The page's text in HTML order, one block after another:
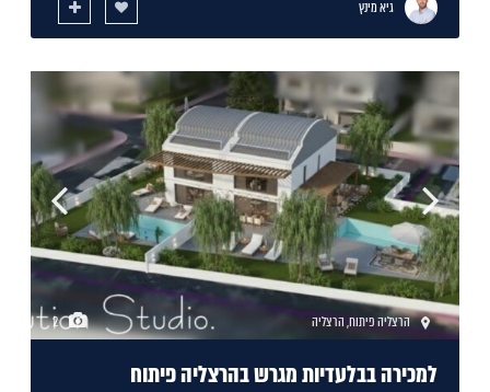
גיא מינץ
2 הרצליה פיתוח,הרצליה
למכירה בבלעדיות מגרש בהרצליה פיתוח